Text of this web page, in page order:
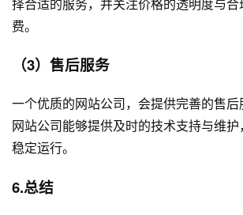
费。
（3）售后服务
一个优质的网站公司，会提供完善的售
网站公司能够提供及时的技术支持与维
稳定运行。
6.总结